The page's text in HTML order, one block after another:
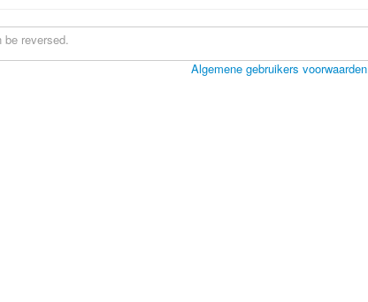
reversed.
Algemene gebruikers voorwaarden